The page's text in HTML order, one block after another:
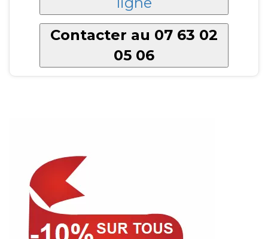
Contacter au 07 63 02
05 06